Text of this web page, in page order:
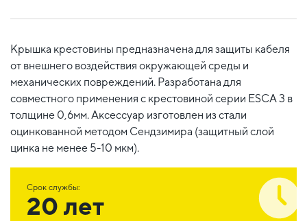
Крышка крестовины предназначена для защиты кабеля
от внешнего воздействия окружающей среды и
механических повреждений. Разработана для
совместного применения с крестовиной серии ESCA 3 в
толщине 0,6мм. Аксессуар изготовлен из стали
оцинкованной методом Сендзимира (защитный слой
цинка не менее 5-10 мкм).
Срок службы:
20 лет